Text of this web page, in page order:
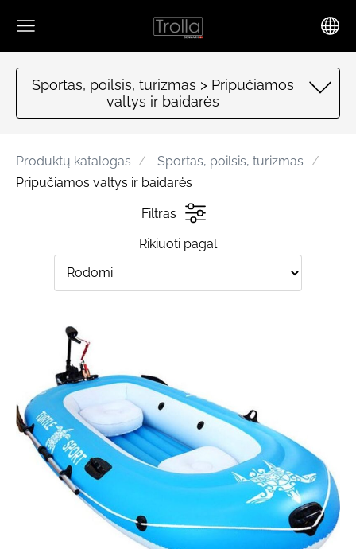
Sportas, poilsis, turizmas > Pripučiamos
valtys ir baidarės
Produktų katalogas
Sportas, poilsis, turizmas
Pripučiamos valtys ir baidarės
Filtras
Rikiuoti pagal